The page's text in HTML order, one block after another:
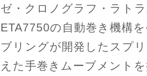
ゼ・クロノグラフ・ラト
ETA7750の自動巻き機構
ブリングが開発したスプ
えた手巻きムーブメント